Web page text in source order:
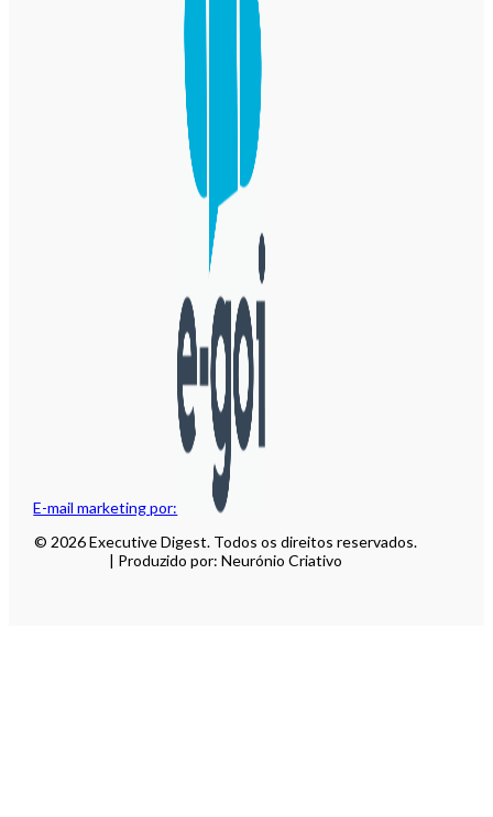
E-mail marketing por:
© 2026 Executive Digest. Todos os direitos reservados.
| Produzido por: Neurónio Criativo